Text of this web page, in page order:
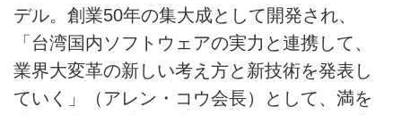
デル。創業50年の集大成として開発され、
「台湾国内ソフトウェアの実力と連携して、
業界大変革の新しい考え方と新技術を発表し
ていく」（アレン・コウ会長）として、満を